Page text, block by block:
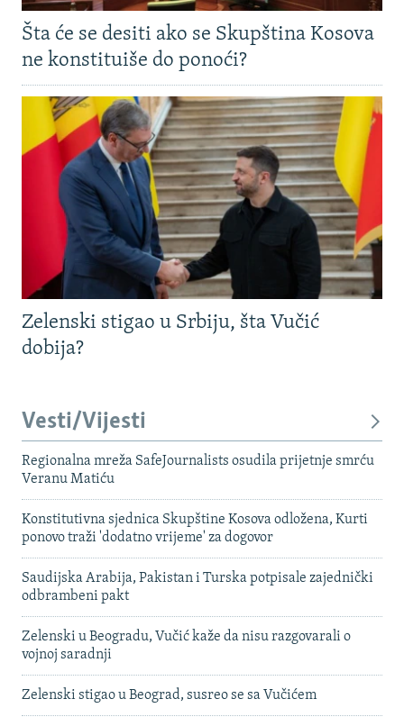
Šta će se desiti ako se Skupština Kosova
ne konstituiše do ponoći?
Zelenski stigao u Srbiju, šta Vučić
dobija?
Vesti/Vijesti
Regionalna mreža SafeJournalists osudila prijetnje smrću
Veranu Matiću
Konstitutivna sjednica Skupštine Kosova odložena, Kurti
ponovo traži 'dodatno vrijeme' za dogovor
Saudijska Arabija, Pakistan i Turska potpisale zajednički
odbrambeni pakt
Zelenski u Beogradu, Vučić kaže da nisu razgovarali o
vojnoj saradnji
Zelenski stigao u Beograd, susreo se sa Vučićem